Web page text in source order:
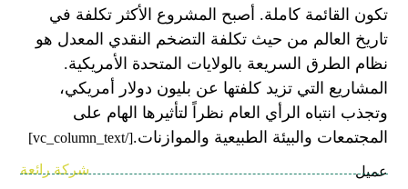
تكون القائمة كاملة. أصبح المشروع الأكثر تكلفة في
تاريخ العالم من حيث تكلفة التضخم النقدي المعدل هو
نظام الطرق السريعة بالولايات المتحدة الأمريكية.
المشاريع التي تزيد كلفتها عن بليون دولار أمريكي،
وتجذب انتباه الرأي العام نظراً لتأثيرها الهام على
المجتمعات والبيئة الطبيعية والموازنات.[/vc_column_text]
عميل شركة رائعة